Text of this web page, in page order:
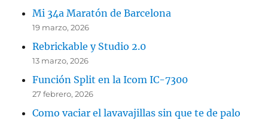
Mi 34a Maratón de Barcelona
19 marzo, 2026
Rebrickable y Studio 2.0
13 marzo, 2026
Función Split en la Icom IC-7300
27 febrero, 2026
Como vaciar el lavavajillas sin que te de palo